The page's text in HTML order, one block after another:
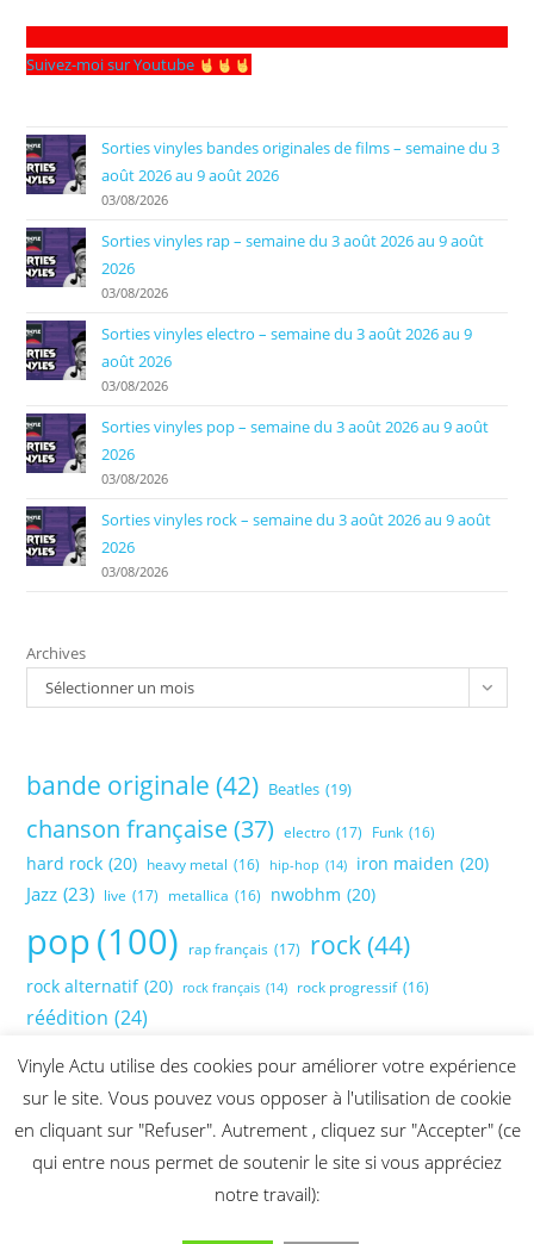
Suivez-moi sur Youtube
Sorties vinyles bandes originales de films – semaine du 3
août 2026 au 9 août 2026
03/08/2026
Sorties vinyles rap – semaine du 3 août 2026 au 9 août
2026
03/08/2026
Sorties vinyles electro – semaine du 3 août 2026 au 9
août 2026
03/08/2026
Sorties vinyles pop – semaine du 3 août 2026 au 9 août
2026
03/08/2026
Sorties vinyles rock – semaine du 3 août 2026 au 9 août
2026
03/08/2026
Archives
Sélectionner un mois
bande originale (42) Beatles (19)
chanson française (37) electro (17) Funk (16)
hard rock (20) heavy metal (16) hip-hop (14) iron maiden (20)
Jazz (23) live (17) metallica (16) nwobhm (20)
pop(100) rap français (17) rock(44)
rock alternatif (20) rock français (14) rock progressif (16)
réédition (24)
Vinyle Actu utilise des cookies pour améliorer votre expérience
sur le site. Vous pouvez vous opposer à l'utilisation de cookie
en cliquant sur "Refuser". Autrement , cliquez sur "Accepter" (ce
qui entre nous permet de soutenir le site si vous appréciez
notre travail):